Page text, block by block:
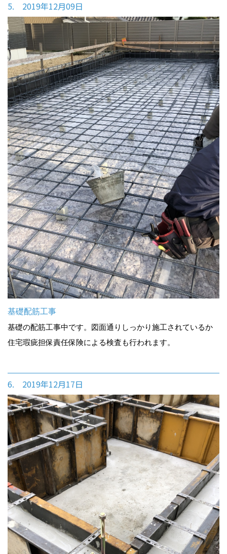
5. 2019年12月09日
基礎配筋工事
基礎の配筋工事中です。図面通りしっかり施工されているか
住宅瑕疵担保責任保険による検査も行われます。
6. 2019年12月17日